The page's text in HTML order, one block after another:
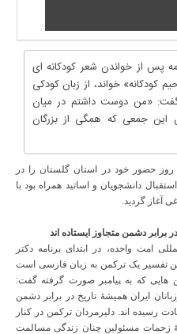
پس از خواندن شعر کودکانه ای
کودکانه» خواند، از زبان کودکی
«من دوست داشتم در میان
این جمعی که همگی از بزرگان
روز حضور خود در استان گلستان را در
دانشجویان و اساتید همراه بود با
آغاز گردید.
دشمن متجاوز ایستاده اند
امت واحده، در ابتدای برنامه دکتر
تفسیر یک ترکمن به زبان فارسی است
هایی که به پیامبر صورت گرفته گفت:
ایران همیشۀ تاریخ در برابر دشمن
رسیده اند. دلیرمردان ترکمن در کنار
زحمات مسئولین چنان زندگی مسالمت